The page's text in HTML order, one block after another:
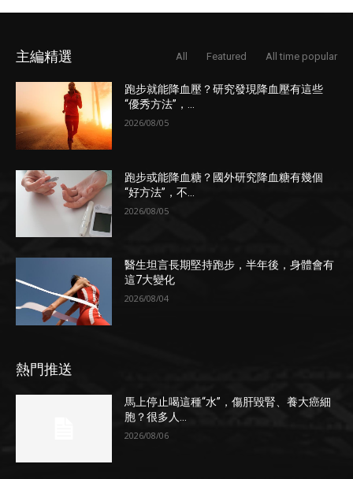
主編精選 All Featured All time popular
跑步就能降血壓？研究發現降血壓有這些
“優秀方法”，...
2026/08/05
跑步或能降血糖？國外研究降血糖有幾個
“好方法”，不...
2026/08/05
醫生坦言長期堅持跑步，半年後，身體會有
這7大變化
2026/08/04
熱門推送
馬上停止喝這種“水”，傷肝毀腎、養大癌細
胞？很多人...
2026/08/06